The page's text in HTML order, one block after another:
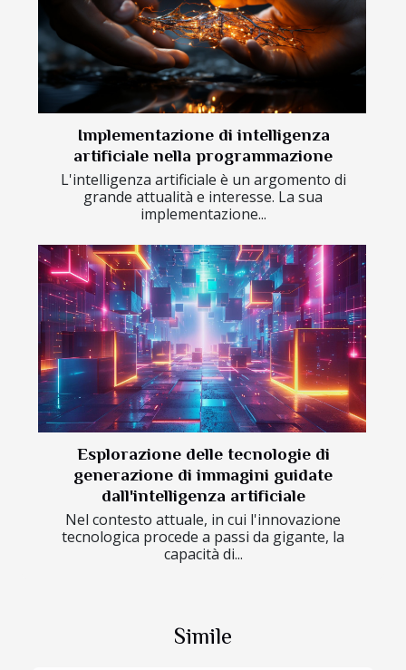
Implementazione di intelligenza
artificiale nella programmazione
L'intelligenza artificiale è un argomento di
grande attualità e interesse. La sua
implementazione...
Esplorazione delle tecnologie di
generazione di immagini guidate
dall'intelligenza artificiale
Nel contesto attuale, in cui l'innovazione
tecnologica procede a passi da gigante, la
capacità di...
Simile